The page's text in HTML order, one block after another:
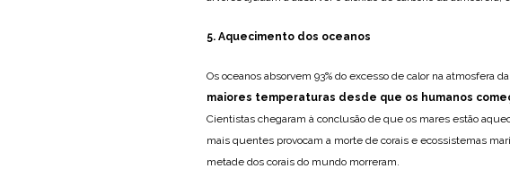
5. Aquecimento dos oceanos
Os oceanos absorvem 93% do excesso de calor na atmosfera
maiores temperaturas desde que os humanos
Cientistas chegaram à conclusão de que os mares estão
mais quentes provocam a morte de corais e ecossistemas
metade dos corais do mundo morreram.